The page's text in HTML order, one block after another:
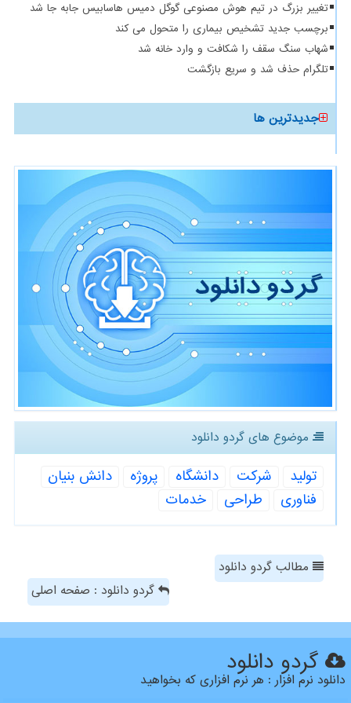
تغییر بزرگ در تیم هوش مصنوعی گوگل دمیس هاسابیس جابه جا شد
برچسب جدید تشخیص بیماری را متحول می کند
شهاب سنگ سقف را شکافت و وارد خانه شد
تلگرام حذف شد و سریع بازگشت
جدیدترین ها
موضوع های گردو دانلود
تولید شركت دانشگاه پروژه
دانش بنیان
فناوری
طراحی خدمات
مطالب گردو دانلود
گردو دانلود : صفحه اصلی
گردو دانلود
دانلود نرم افزار : هر نرم افزاری که بخواهید